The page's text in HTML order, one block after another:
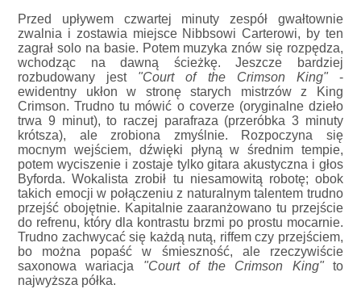
Przed upływem czwartej minuty zespół gwałtownie
zwalnia i zostawia miejsce Nibbsowi Carterowi, by ten
zagrał solo na basie. Potem muzyka znów się rozpędza,
wchodząc na dawną ścieżkę. Jeszcze bardziej
rozbudowany jest "Court of the Crimson King"-
ewidentny ukłon w stronę starych mistrzów z King
Crimson. Trudno tu mówić o coverze (oryginalne dzieło
trwa 9 minut), to raczej parafraza (przeróbka 3 minuty
krótsza), ale zrobiona zmyślnie. Rozpoczyna się
mocnym wejściem, dźwięki płyną w średnim tempie,
potem wyciszenie i zostaje tylko gitara akustyczna i głos
Byforda. Wokalista zrobił tu niesamowitą robotę; obok
takich emocji w połączeniu z naturalnym talentem trudno
przejść obojętnie. Kapitalnie zaaranżowano tu przejście
do refrenu, który dla kontrastu brzmi po prostu mocarnie.
Trudno zachwycać się każdą nutą, riffem czy przejściem,
bo można popaść w śmieszność, ale rzeczywiście
saxonowa wariacja "Court of the Crimson King"to
najwyższa półka.